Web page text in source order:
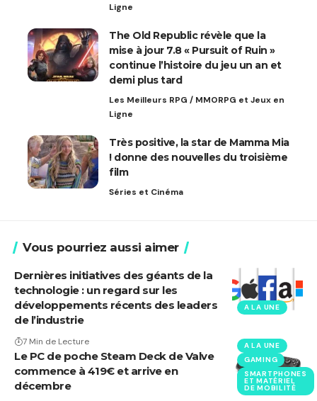
Ligne
The Old Republic révèle que la
mise à jour 7.8 « Pursuit of Ruin »
continue l’histoire du jeu un an et
demi plus tard
Les Meilleurs RPG / MMORPG et Jeux en
Ligne
Très positive, la star de Mamma Mia
! donne des nouvelles du troisième
film
Séries et Cinéma
Vous pourriez aussi aimer
A LA UNE
Dernières initiatives des géants de la
technologie : un regard sur les
développements récents des leaders
de l’industrie
7 Min de Lecture
A LA UNE
GAMING
SMARTPHONES
ET MATÉRIEL
DE MOBILITÉ
Le PC de poche Steam Deck de Valve
commence à 419€ et arrive en
décembre